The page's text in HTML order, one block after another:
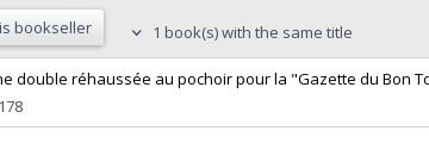
bookseller 1 book(s) with the same title
double réhaussée au pochoir pour la "Gazette du Bon